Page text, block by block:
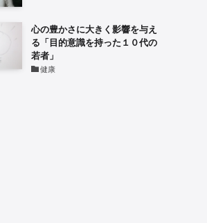
心の豊かさに大きく影響を与え
る「目的意識を持った１０代の
若者」
健康